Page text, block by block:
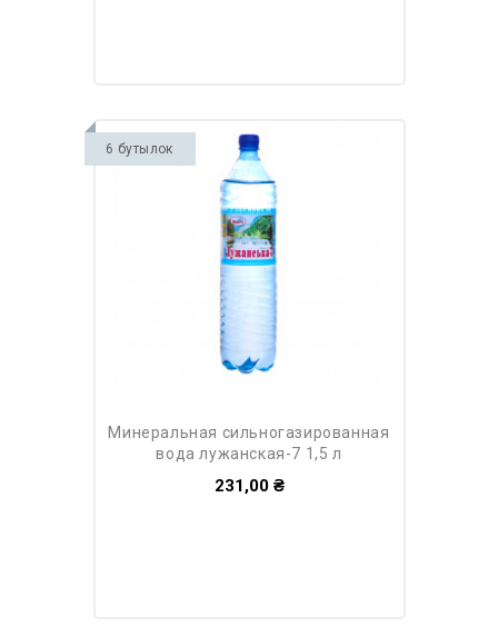
6 бутылок
минеральная сильногазированная
вода лужанская-7 1,5 л
231,00 ₴